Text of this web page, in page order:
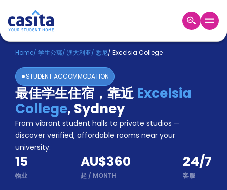
Home ZH AUD
登
入
Booking
Accommodation
About
us
Blog
Refer
And
Earn
Become
Home/ 学生公寓/ 澳大利亚/ 悉尼/ Excelsia College
STUDENT ACCOMMODATION
最佳学生住宿，靠近Excelsia
College,Sydney
From vibrant student halls to private studios —
discover verified, affordable rooms near your
university.
15
物业
AU$360
起 / MONTH
24/7
客服